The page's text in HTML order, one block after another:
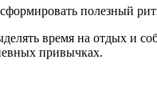
полезный
время на отдых и
привычках.